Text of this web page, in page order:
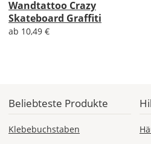
Die
genauen
Produktionskosten
angezeigt.
Wandtattoo Crazy
Skateboard Graffiti
ab 10,49 €
Beliebteste Produkte
Klebebuchstaben